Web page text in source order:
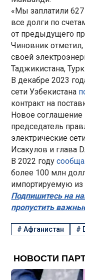
«Мы заплатили
все долги по
от предыдущего
Чиновник отметил,
своей
Таджикистана,
В декабре 2023
сети Узбекистана
контракт на
Новое соглашение
председатель
электрические
Исакулов и глава
В 2022 году
более 100 млн
импортируемую из
Подпишитесь на
пропустить
#Афганистан #